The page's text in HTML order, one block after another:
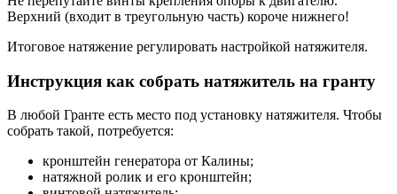
Верхний (входит в треугольную часть) короче нижнего!
Итоговое натяжение регулировать настройкой натяжителя.
Инструкция как собрать натяжитель на гранту
В любой Гранте есть место под установку натяжителя. Чтобы
собрать такой, потребуется:
кронштейн генератора от Калины;
натяжной ролик и его кронштейн;